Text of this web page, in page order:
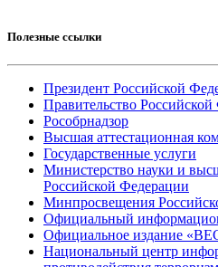
Полезные ссылки
Президент Российской
Правительство
Рособрнадзор
Высшая аттестационная
Государственные услуги
Министерство науки и
Российской Федерации
Минпросвещения
Официальный
Официальное издание
Национальный центр